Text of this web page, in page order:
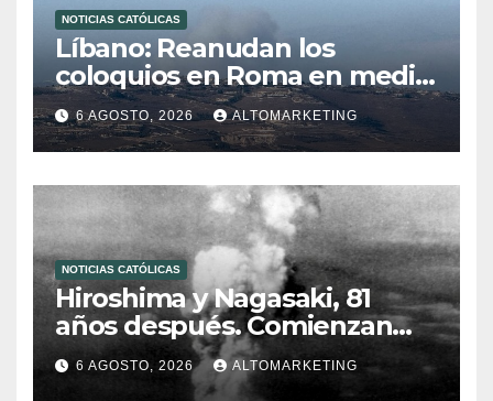
NOTICIAS CATÓLICAS
Líbano: Reanudan los
coloquios en Roma en medio
de tensiones y ataques en el
sur del país
6 AGOSTO, 2026 ALTOMARKETING
NOTICIAS CATÓLICAS
Hiroshima y Nagasaki, 81
años después. Comienzan
“Diez Días Oración por la Paz”
6 AGOSTO, 2026 ALTOMARKETING